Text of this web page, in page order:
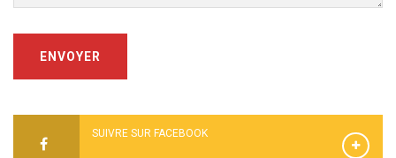
ENVOYER
SUIVRE SUR FACEBOOK